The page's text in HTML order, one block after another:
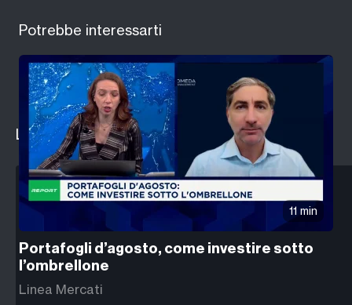
Potrebbe interessarti
11 min
Portafogli d’agosto, come investire sotto
l’ombrellone
Linea Mercati
Le ultime notizie daMilano Finanza